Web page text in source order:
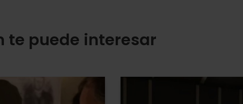
te puede interesar